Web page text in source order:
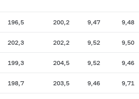
196,5 200,2 9,47 9,48
202,3 202,2 9,52 9,50
199,3 204,5 9,52 9,46
198,7 203,5 9,46 9,71